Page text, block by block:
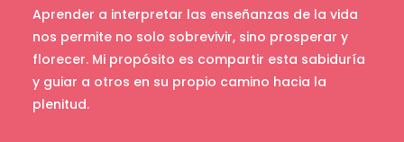
Aprender a interpretar las enseñanzas de la vida
nos permite no solo sobrevivir, sino prosperar y
florecer. Mi propósito es compartir esta sabiduría
y guiar a otros en su propio camino hacia la
plenitud.